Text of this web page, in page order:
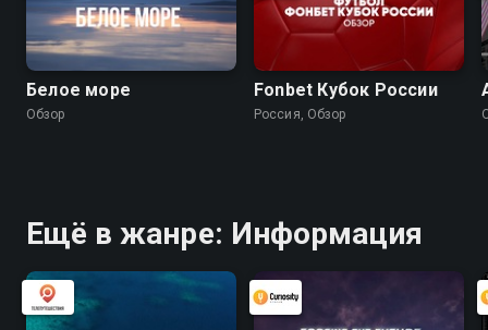
Белое море
Обзор
Fonbet Кубок России
Россия, Обзор
Ещё в жанре: Информация